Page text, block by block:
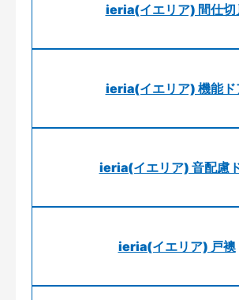
ieria(イエリア) 間仕切
ieria(イエリア) 機能ド
ieria(イエリア) 音配慮
ieria(イエリア) 戸襖